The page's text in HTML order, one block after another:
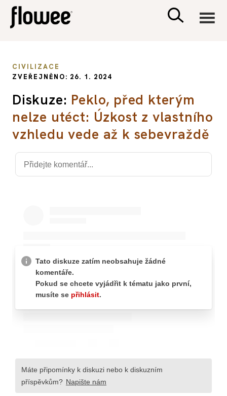
PSYCHOLOGIE
SEX A VZTAHY
CIVILIZACE
ZVEŘEJNĚNO: 26. 1. 2024
Diskuze: Peklo, před kterým
nelze utéct: Úzkost z vlastního
vzhledu vede až k sebevraždě